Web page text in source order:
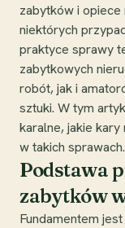
zabytków i opiece
niektórych
praktyce sprawy
zabytkowych
robót, jak i
sztuki. W tym
karalne, jakie
w takich sprawach.
Podstawa
zabytków
Fundamentem